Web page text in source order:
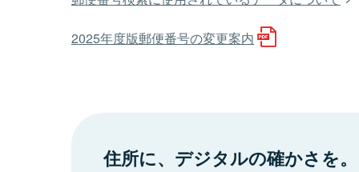
2025年度版郵便番号の変更案内
住所に、デジタルの確かさを。